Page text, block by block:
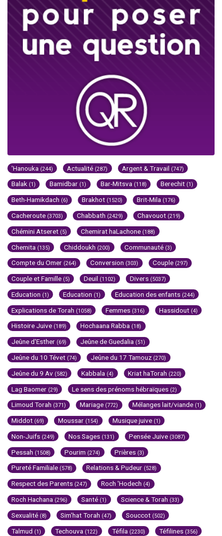
'Hanouka (244) Actualité (287) Argent & Travail (747)
Balak (1) Bamidbar (1) Bar-Mitsva (118) Berechit (1)
Beth-Hamikdach (6) Brakhot (1520) Brit-Mila (176)
Cacheroute (3703) Chabbath (2429) Chavouot (219)
Chémini Atseret (5) Chemirat haLachone (188)
Chemita (135) Chiddoukh (200) Communauté (3)
Compte du Omer (264) Conversion (303) Couple (297)
Couple et Famille (5) Deuil (1102) Divers (5037)
Education (1) Education (1) Education des enfants (244)
Explications de Torah (1058) Femmes (316) Hassidout (4)
Histoire Juive (189) Hochaana Rabba (18)
Jeûne d'Esther (69) Jeûne de Guedalia (51)
Jeûne du 10 Tévet (74) Jeûne du 17 Tamouz (270)
Jeûne du 9 Av (582) Kabbala (4) Kriat haTorah (220)
Lag Baomer (29) Le sens des prénoms hébraïques (2)
Limoud Torah (371) Mariage (772) Mélanges lait/viande (1)
Middot (69) Moussar (154) Musique juive (1)
Non-Juifs (249) Nos Sages (131) Pensée Juive (3087)
Pessah (1508) Pourim (274) Prières (3)
Pureté Familiale (578) Relations & Pudeur (528)
Respect des Parents (247) Roch 'Hodech (4)
Roch Hachana (296) Santé (1) Science & Torah (33)
Sexualité (8) Sim'hat Torah (47) Souccot (502)
Talmud (1) Techouva (122) Téfila (2230) Téfilines (356)